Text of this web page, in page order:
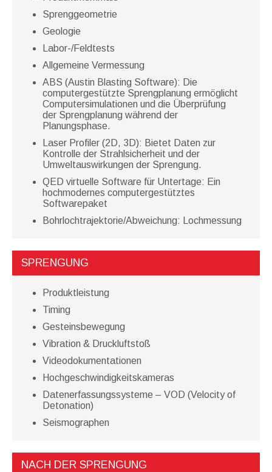
Sprenggeometrie
Geologie
Labor-/Feldtests
Allgemeine Vermessung
ABS (Austin Blasting Software): Die
computergestützte Sprengplanung ermöglicht
Computersimulationen und die Überprüfung
der Sprengplanung während der
Planungsphase.
Laser Profiler (2D, 3D): Bietet Daten zur
Kontrolle der Strahlsicherheit und der
Umweltauswirkungen der Sprengung.
QED virtuelle Software für Untertage: Ein
hochmodernes computergestütztes
Softwarepaket
Bohrlochtrajektorie/Abweichung: Lochmessung
SPRENGUNG
Produktleistung
Timing
Gesteinsbewegung
Vibration & Druckluftstoß
Videodokumentationen
Hochgeschwindigkeitskameras
Datenerfassungssysteme – VOD (Velocity of
Detonation)
Seismographen
NACH DER SPRENGUNG